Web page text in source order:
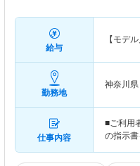
給与
【モデル
勤務地
神奈川
仕事内容
■ご利用
の指示